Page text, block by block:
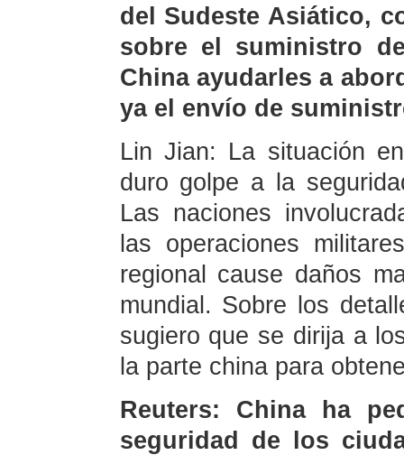
del Sudeste Asiático,
sobre el suministro
China ayudarles a
ya el envío de
Lin Jian: La situación
duro golpe a la
Las naciones
las operaciones
regional cause daños
mundial. Sobre los
sugiero que se dirija a
la parte china para
Reuters: China ha
seguridad de los